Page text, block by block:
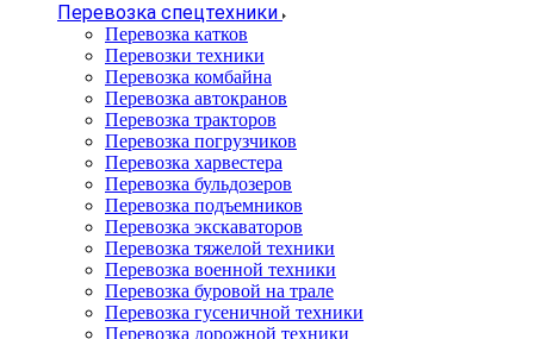
Перевозка спецтехники
Перевозка катков
Перевозки техники
Перевозка комбайна
Перевозка автокранов
Перевозка тракторов
Перевозка погрузчиков
Перевозка харвестера
Перевозка бульдозеров
Перевозка подъемников
Перевозка экскаваторов
Перевозка тяжелой техники
Перевозка военной техники
Перевозка буровой на трале
Перевозка гусеничной техники
Перевозка дорожной техники